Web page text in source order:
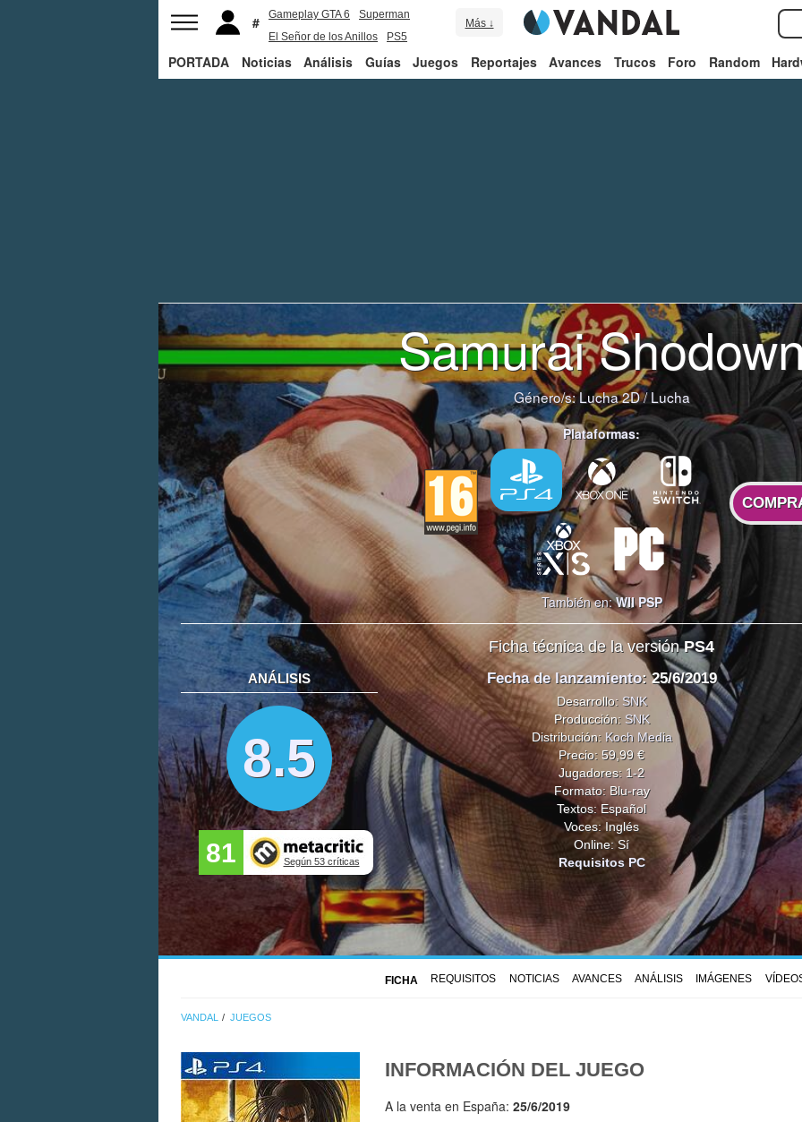
Gameplay GTA 6
Superman
El Señor de los Anillos
PS5
Más ↓
PORTADA Noticias Análisis Guías Juegos Reportajes Avances Trucos Foro Random
Samurai
Género/s:Lucha 2D/Lucha
Plataformas:
También en:WII PSP
Ficha técnica de la versiónPS4
ANÁLISIS
8.5
81 Según 53 críticas
Fecha de lanzamiento: 25/6/2019
Desarrollo: SNK
Producción: SNK
Distribución: Koch Media
Precio: 59,99 €
Jugadores: 1-2
Formato: Blu-ray
Textos: Español
Voces: Inglés
Online: Sí
Requisitos PC
FICHA REQUISITOS NOTICIAS AVANCES ANÁLISIS IMÁGENES
VANDAL JUEGOS
INFORMACIÓN DEL JUEGO
A la venta en España: 25/6/2019